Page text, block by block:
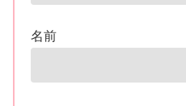
名前